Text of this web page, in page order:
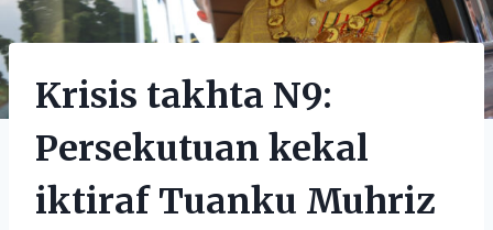
Krisis takhta N9:
Persekutuan kekal
iktiraf Tuanku Muhriz